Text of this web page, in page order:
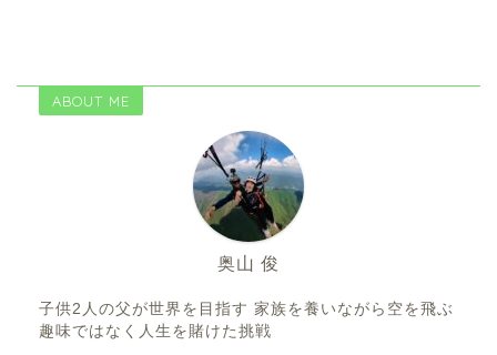
ABOUT ME
奥山 俊
子供2人の父が世界を目指す 家族を養いながら空を飛ぶ
趣味ではなく人生を賭けた挑戦